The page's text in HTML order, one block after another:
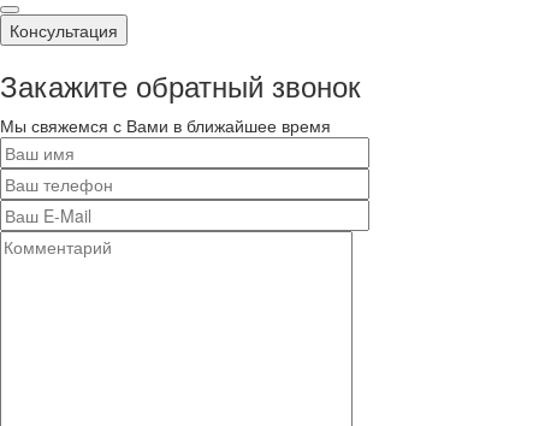
Консультация
Закажите обратный звонок
Мы свяжемся с Вами в ближайшее время